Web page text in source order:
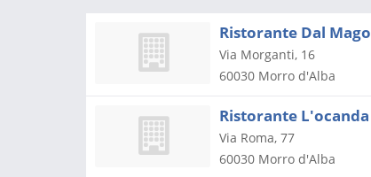
Ristorante Dal Mago
Via Morganti, 16
60030 Morro d'Alba
Via Roma, 77
60030 Morro d'Alba